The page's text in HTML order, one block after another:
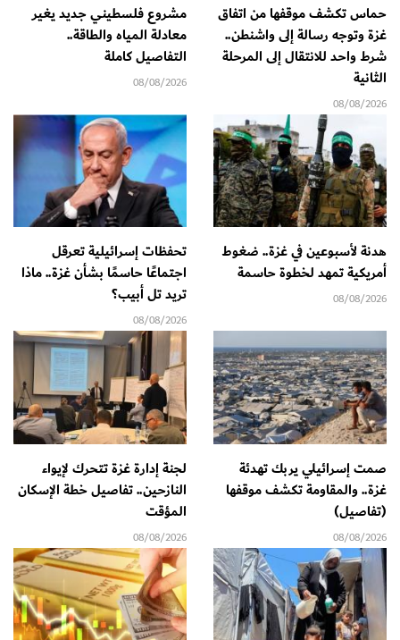
حماس تكشف موقفها من اتفاق
غزة وتوجه رسالة إلى واشنطن..
شرط واحد للانتقال إلى المرحلة
الثانية
08/08/2026
مشروع فلسطيني جديد يغير
معادلة المياه والطاقة..
التفاصيل كاملة
08/08/2026
هدنة لأسبوعين في غزة.. ضغوط
أمريكية تمهد لخطوة حاسمة
08/08/2026
تحفظات إسرائيلية تعرقل
اجتماعًا حاسمًا بشأن غزة.. ماذا
تريد تل أبيب؟
08/08/2026
صمت إسرائيلي يربك تهدئة
غزة.. والمقاومة تكشف موقفها
(تفاصيل)
08/08/2026
لجنة إدارة غزة تتحرك لإيواء
النازحين.. تفاصيل خطة الإسكان
المؤقت
08/08/2026